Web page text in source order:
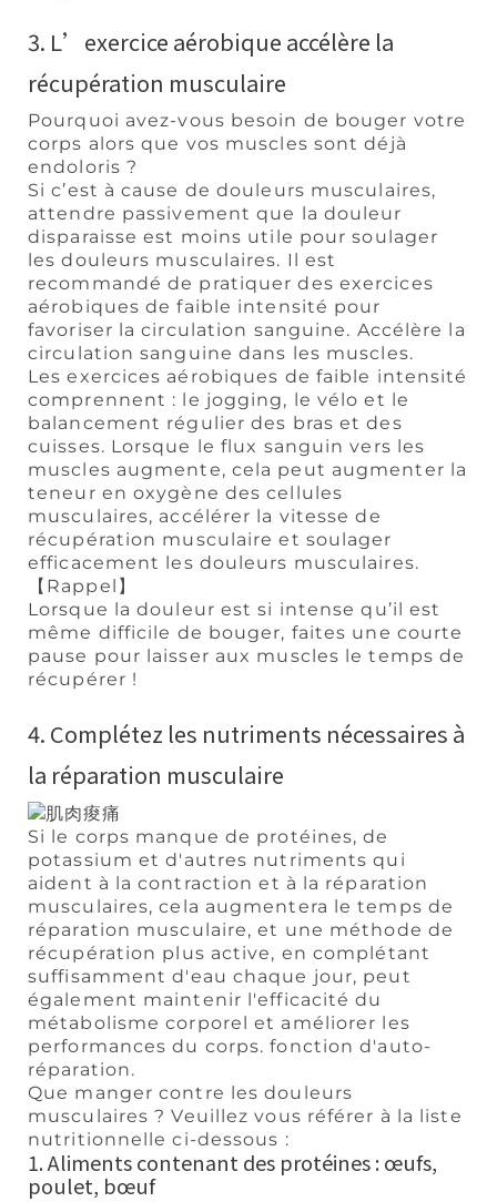
3. L’exercice aérobique accélère la
récupération musculaire
Pourquoi avez-vous besoin de bouger votre
corps alors que vos muscles sont déjà
endoloris ?
Si c’est à cause de douleurs musculaires,
attendre passivement que la douleur
disparaisse est moins utile pour soulager
les douleurs musculaires. Il est
recommandé de pratiquer des exercices
aérobiques de faible intensité pour
favoriser la circulation sanguine. Accélère la
circulation sanguine dans les muscles.
Les exercices aérobiques de faible intensité
comprennent : le jogging, le vélo et le
balancement régulier des bras et des
cuisses. Lorsque le flux sanguin vers les
muscles augmente, cela peut augmenter la
teneur en oxygène des cellules
musculaires, accélérer la vitesse de
récupération musculaire et soulager
efficacement les douleurs musculaires.
【Rappel】
Lorsque la douleur est si intense qu’il est
même difficile de bouger, faites une courte
pause pour laisser aux muscles le temps de
récupérer !
4. Complétez les nutriments nécessaires à
la réparation musculaire
Si le corps manque de protéines, de
potassium et d'autres nutriments qui
aident à la contraction et à la réparation
musculaires, cela augmentera le temps de
réparation musculaire, et une méthode de
récupération plus active, en complétant
suffisamment d'eau chaque jour, peut
également maintenir l'efficacité du
métabolisme corporel et améliorer les
performances du corps. fonction d'auto-
réparation.
Que manger contre les douleurs
musculaires ? Veuillez vous référer à la liste
nutritionnelle ci-dessous :
1. Aliments contenant des protéines : œufs,
poulet, bœuf